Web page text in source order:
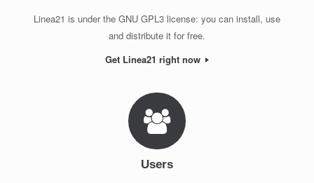
Linea21 is under the GNU GPL3 license: you can install, use
and distribute it for free.
Get Linea21 right now
Users